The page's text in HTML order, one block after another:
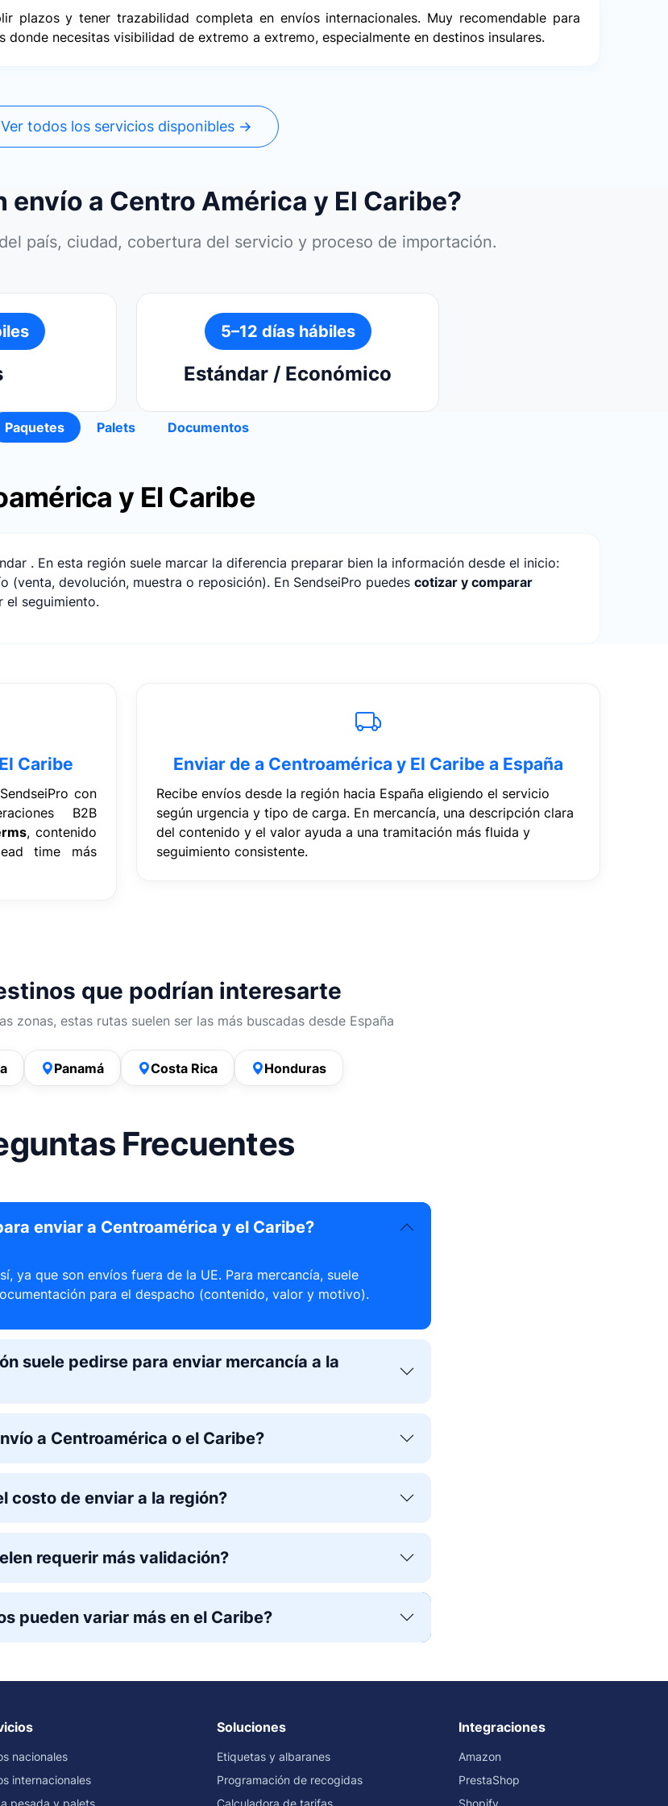
plazos y tener trazabilidad completa en envíos internacionales. Muy recomendable para
necesitas visibilidad de extremo a extremo, especialmente en destinos insulares.
Ver todos los servicios disponibles →
envío a Centro América y El Caribe?
país, ciudad, cobertura del servicio y proceso de importación.
5–12 días hábiles
Estándar / Económico
Paquetes Palets Documentos
y El Caribe
. En esta región suele marcar la diferencia preparar bien la información desde el inicio:
(venta, devolución, muestra o reposición). En SendseiPro puedes cotizar y comparar
el seguimiento.
Caribe
con
B2B
, contenido
time más
Enviar de a Centroamérica y El Caribe a España
Recibe envíos desde la región hacia España eligiendo el servicio
según urgencia y tipo de carga. En mercancía, una descripción clara
del contenido y el valor ayuda a una tramitación más fluida y
seguimiento consistente.
que podrían interesarte
zonas, estas rutas suelen ser las más buscadas desde España
Panamá Costa Rica Honduras
Frecuentes
enviar a Centroamérica y el Caribe?
ya que son envíos fuera de la UE. Para mercancía, suele
para el despacho (contenido, valor y motivo).
suele pedirse para enviar mercancía a la
a Centroamérica o el Caribe?
costo de enviar a la región?
requerir más validación?
pueden variar más en el Caribe?
nacionales
internacionales
Soluciones
Etiquetas y albaranes
Programación de recogidas
Integraciones
Amazon
PrestaShop